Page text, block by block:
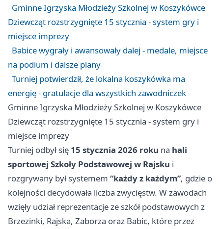
Gminne Igrzyska Młodzieży Szkolnej w Koszykówce
Dziewcząt rozstrzygnięte 15 stycznia - system gry i
miejsce imprezy
Babice wygrały i awansowały dalej - medale, miejsce
na podium i dalsze plany
Turniej potwierdził, że lokalna koszykówka ma
energię - gratulacje dla wszystkich zawodniczek
Gminne Igrzyska Młodzieży Szkolnej w Koszykówce
Dziewcząt rozstrzygnięte 15 stycznia - system gry i
miejsce imprezy
Turniej odbył się 15 stycznia 2026 roku na hali
sportowej Szkoły Podstawowej w Rajsku i
rozgrywany był systemem “każdy z każdym”, gdzie o
kolejności decydowała liczba zwycięstw. W zawodach
wzięły udział reprezentacje ze szkół podstawowych z
Brzezinki, Rajska, Zaborza oraz Babic, które przez